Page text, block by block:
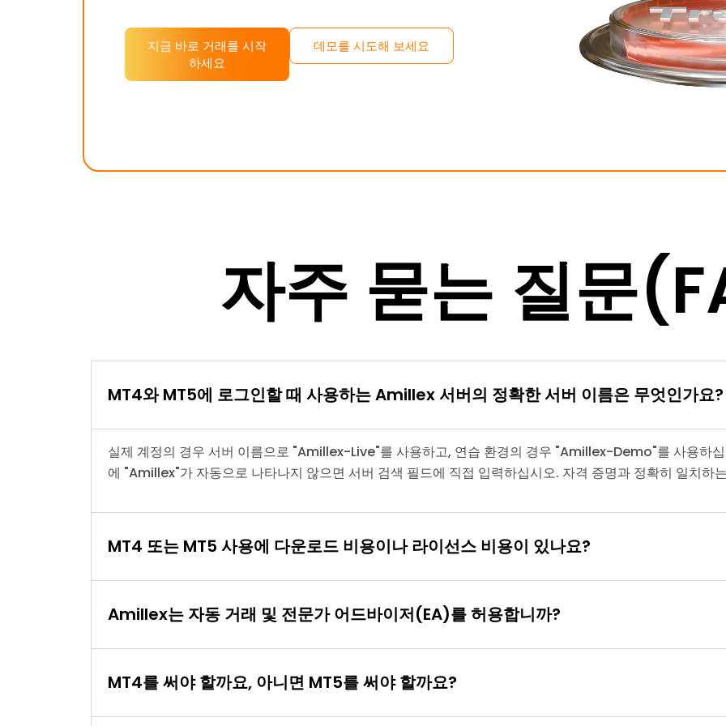
지금 바로 거래를 시작
하세요
데모를 시도해 보세요
자주 묻는 질문
MT4와 MT5에 로그인할 때 사용하는 Amillex 서버의 정확한 서버 이름은 무엇인가요
실제 계정의 경우 서버 이름으로 "Amillex-Live"를 사용하고, 연습 환경의 경우 "Amillex-Demo"를 사용하
에 "Amillex"가 자동으로 나타나지 않으면 서버 검색 필드에 직접 입력하십시오. 자격 증명과 정확히 일치하
MT4 또는 MT5 사용에 다운로드 비용이나 라이선스 비용이 있나요?
Amillex는 자동 거래 및 전문가 어드바이저(EA)를 허용합니까?
MT4를 써야 할까요, 아니면 MT5를 써야 할까요?